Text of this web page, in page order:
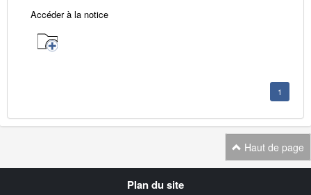
Accéder à la notice
1
Haut de page
Plan du site